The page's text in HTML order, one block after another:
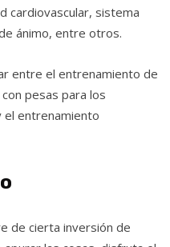
cardiovascular, sistema
ánimo, entre otros.
entre el entrenamiento de
pesas para los
el entrenamiento
de cierta inversión de